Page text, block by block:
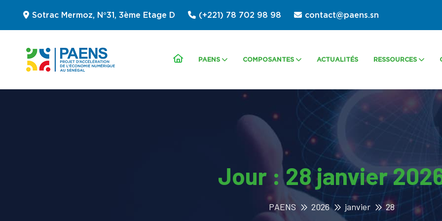
Sotrac Mermoz, N°31, 3ème Etage D (+221) 78 702 98 98 contact@paens.sn
PAENS COMPOSANTES ACTUALITÉS RESSOURCES
Jour :28 janvier
PAENS 2026 janvier 28